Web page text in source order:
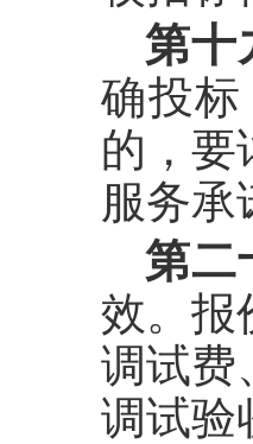
第十
确投
的，要
服务承
第二
效。报
调试费
调试验